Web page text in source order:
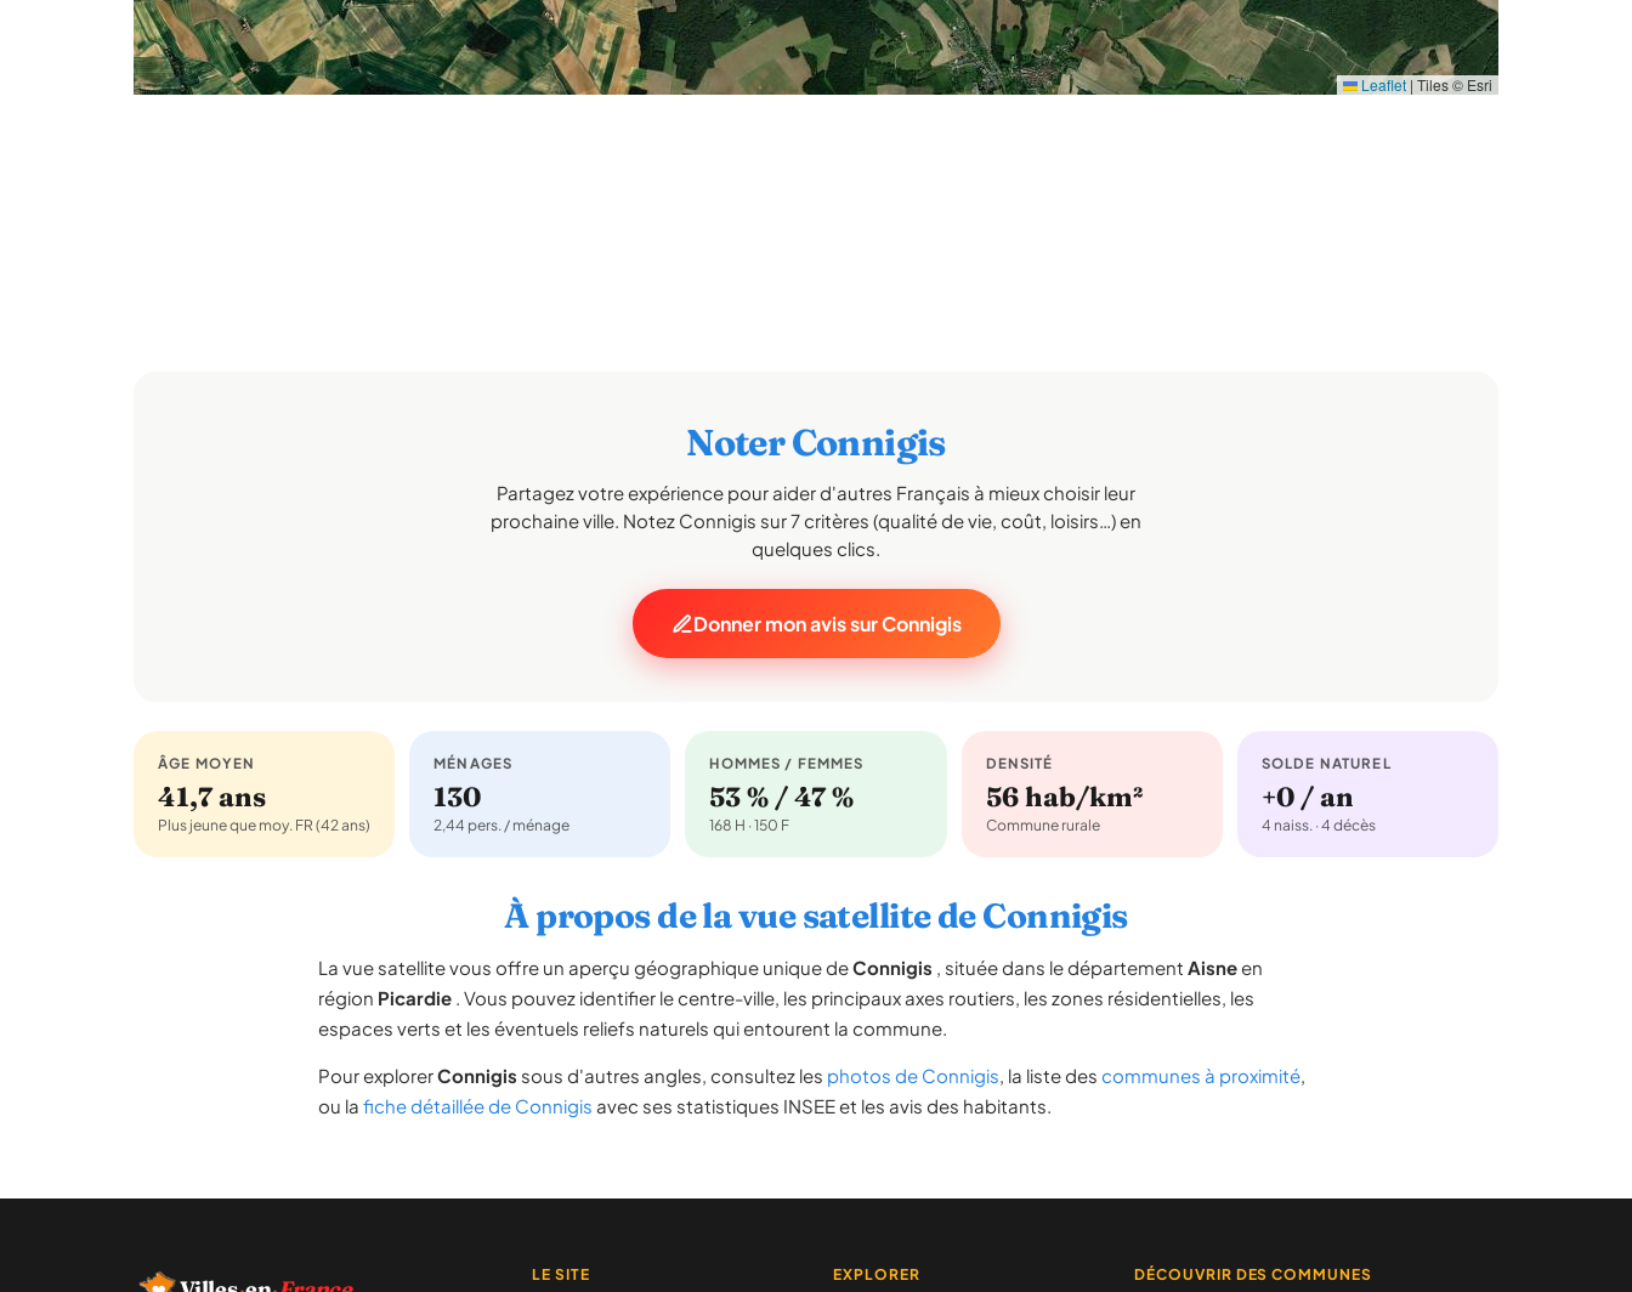
Leaflet | Tiles © Esri
Noter Connigis
Partagez votre expérience pour aider d'autres Français à mieux choisir leur
prochaine ville. Notez Connigis sur 7 critères (qualité de vie, coût, loisirs…) en
quelques clics.
Donner mon avis sur Connigis
ÂGE MOYEN
41,7 ans
Plus jeune que moy. FR (42 ans)
MÉNAGES
130
2,44 pers. / ménage
HOMMES / FEMMES
53 % / 47 %
168 H · 150 F
DENSITÉ
56 hab/km²
Commune rurale
SOLDE NATUREL
+0 / an
4 naiss. · 4 décès
À propos de la vue satellite de Connigis
La vue satellite vous offre un aperçu géographique unique deConnigis , située dans le département Aisneen
région Picardie . Vous pouvez identifier le centre-ville, les principaux axes routiers, les zones résidentielles, les
espaces verts et les éventuels reliefs naturels qui entourent la commune.
Pour explorerConnigis sous d'autres angles, consultez les photos de Connigis, la liste des communes à proximité,
ou la fiche détaillée de Connigis avec ses statistiques INSEE et les avis des habitants.
LE SITE EXPLORER DÉCOUVRIR DES COMMUNES